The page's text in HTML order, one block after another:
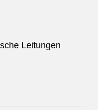
Leitungen